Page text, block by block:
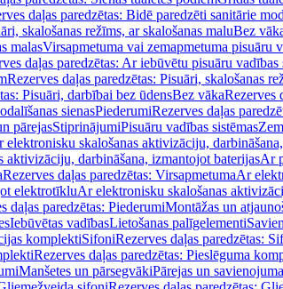
daļas paredzētas: Bidē paredzēti sanitārie
skalošanas režīms, ar skalošanas maluBez
malasVirsapmetuma vai zemapmetuma pisuāru
daļas paredzētas: Ar iebūvētu pisuāru vadības
Rezerves daļas paredzētas: Pisuāri, skalošanas
Pisuāri, darbībai bez ūdensBez vākaRezerves
sienasPiederumiRezerves daļas
pārejasStiprinājumiPisuāru vadības sistēmas
elektronisku skalošanas aktivizāciju,
aktivizāciju, darbināšana, izmantojot baterijasAr
Rezerves daļas paredzētas: VirsapmetumaAr
elektrotīkluAr elektronisku skalošanas
daļas paredzētas: PiederumiMontāžas un
Iebūvētas vadībasLietošanas palīgelementi
komplektiSifoniRezerves daļas paredzētas:
Rezerves daļas paredzētas: Pieslēguma
Manšetes un pārsegvākiPārejas un